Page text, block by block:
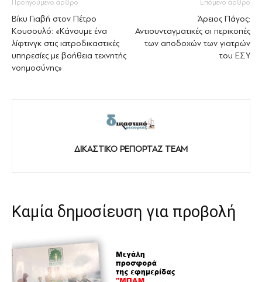
Προηγούμενο άρθρο
Βίκυ Γιαβή στον Πέτρο
Κουσουλό: «Κάνουμε ένα
λίφτινγκ στις ιατροδικαστικές
υπηρεσίες με βοήθεια τεχνητής
νοημοσύνης»
Επόμενο άρθρο
Άρειος Πάγος:
Αντισυνταγματικές οι περικοπές
των αποδοχών των γιατρών
του ΕΣΥ
ΔΙΚΑΣΤΙΚΟ ΡΕΠΟΡΤΑΖ TEAM
Καμία δημοσίευση για προβολή